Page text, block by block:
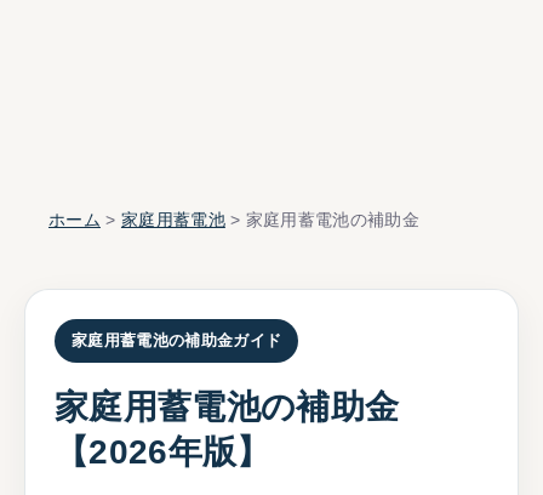
ホーム > 家庭用蓄電池> 家庭用蓄電池の補助金
家庭用蓄電池の補助金ガイド
家庭用蓄電池の補助金
【2026年版】